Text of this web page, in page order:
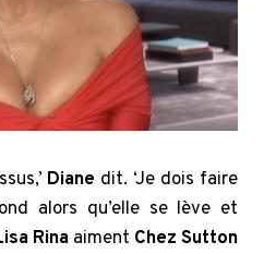
Diane dit. ‘Je dois faire
alors qu’elle se lève et
Rina aiment Chez Sutton